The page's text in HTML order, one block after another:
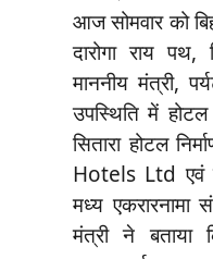
आज सोमवार को
दारोगा राय
माननीय मंत्री,
उपस्थिति में
सितारा होटल
Hotels Ltd एवं
मध्य
मंत्री ने बताया